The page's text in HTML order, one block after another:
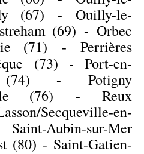
(67) - Ouilly-le-
(69) - Orbec
(71) -Perrières
(73) - Port-en-
-Potigny
(76) -Reux
Secqueville-en-
Saint-Aubin-sur-Mer
(80) - Saint-Gatien-